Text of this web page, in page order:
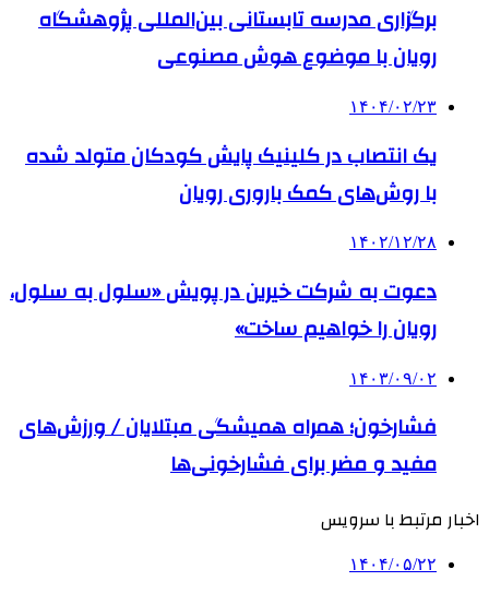
برگزاری مدرسه تابستانی بین‌المللی پژوهشگاه
رویان با موضوع هوش مصنوعی
۱۴۰۴/۰۲/۲۳
یک انتصاب در کلینیک پایش کودکان متولد شده
با روش‌های کمک باروری رویان
۱۴۰۲/۱۲/۲۸
دعوت به شرکت خیرین در پویش «سلول به سلول،
رویان را خواهیم ساخت»
۱۴۰۳/۰۹/۰۲
فشارخون؛ همراه همیشگی مبتلایان / ورزش‌های
مفید و مضر برای فشارخونی‌ها
اخبار مرتبط با سرویس
۱۴۰۴/۰۵/۲۲